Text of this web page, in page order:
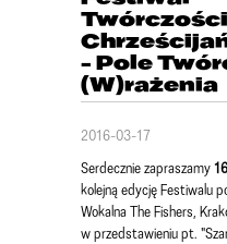
Twórczości
- Pole
(W)rażenia
2016-03-17
Serdecznie zapraszamy
kolejną edycję Festiwalu
Wokalna The Fishers,
w przedstawieniu pt.